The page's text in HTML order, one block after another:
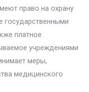
право на охрану
государственными
платное
учреждениями
меры,
медицинского